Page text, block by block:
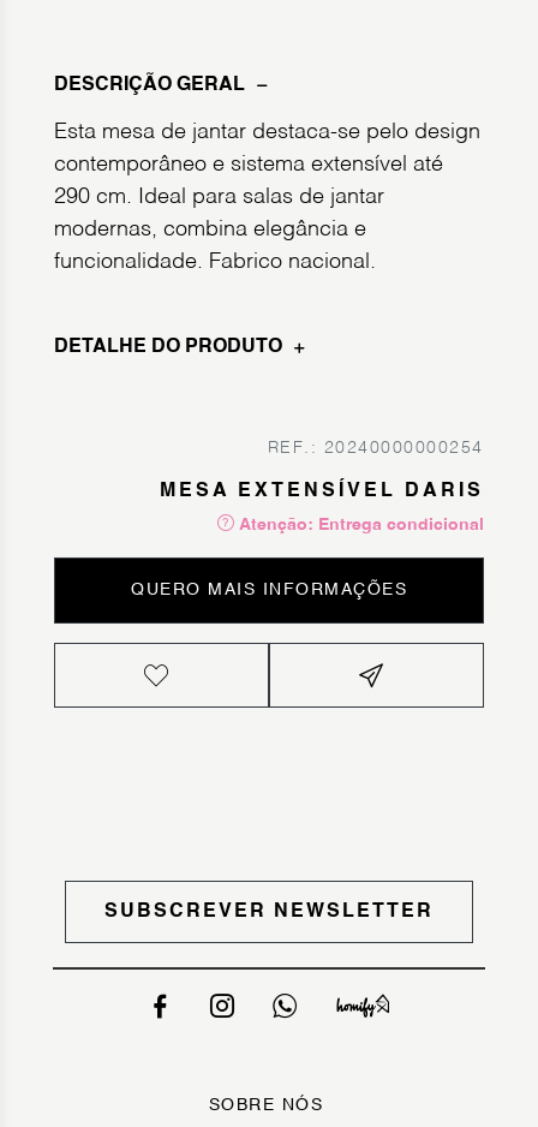
DESCRIÇÃO GERAL
Esta mesa de jantar destaca-se pelo design
contemporâneo e sistema extensível até
290 cm. Ideal para salas de jantar
modernas, combina elegância e
funcionalidade. Fabrico nacional.
DETALHE DO PRODUTO
REF.: 20240000000254
MESA EXTENSÍVEL DARIS
Atenção: Entrega condicional
QUERO MAIS INFORMAÇÕES
SUBSCREVER NEWSLETTER
SOBRE NÓS